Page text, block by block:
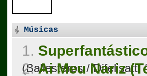
Músicas
1.
(Ballesteros / Difelisatti
2. Ai Meu Nariz